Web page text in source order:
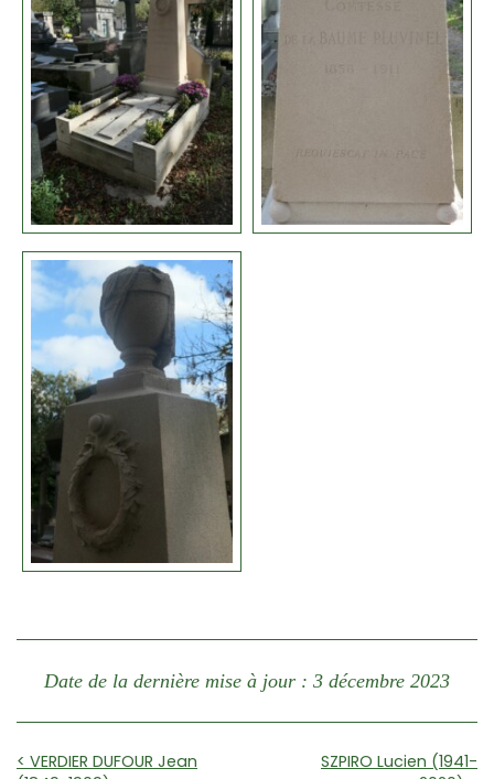
Date de la dernière mise à jour : 3 décembre 2023
< VERDIER DUFOUR Jean
SZPIRO Lucien (1941-